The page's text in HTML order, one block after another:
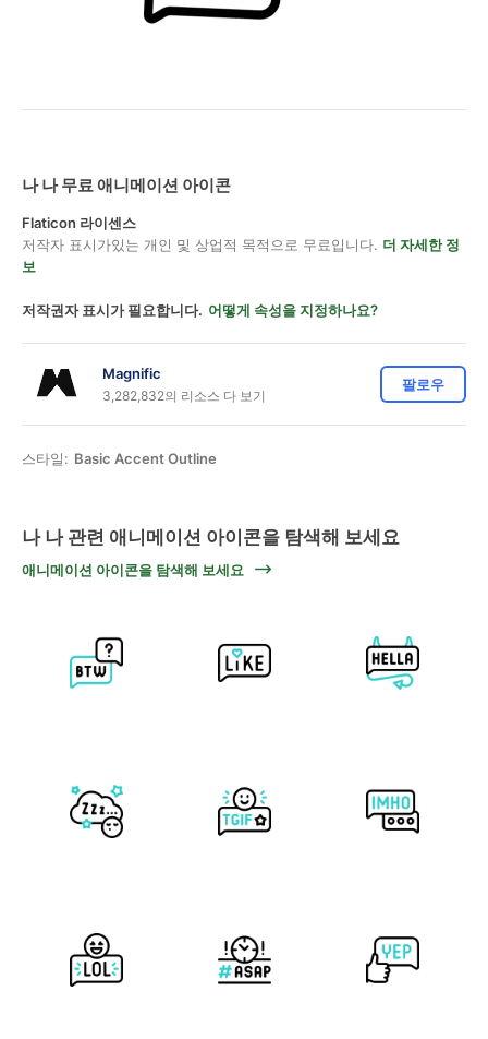
나 나 무료 애니메이션 아이콘
Flaticon 라이센스
저작자 표시가있는 개인 및 상업적 목적으로 무료입니다. 더 자세한 정
보
저작권자 표시가 필요합니다. 어떻게 속성을 지정하나요?
Magnific
3,282,832의 리소스 다 보기
팔로우
스타일: Basic Accent Outline
나 나 관련 애니메이션 아이콘을 탐색해 보세요
애니메이션 아이콘을 탐색해 보세요